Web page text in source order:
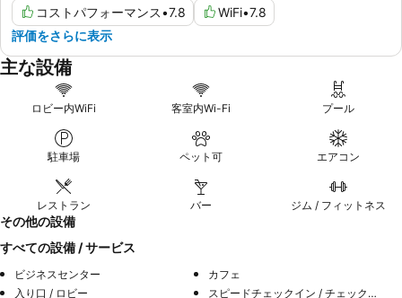
コストパフォーマンス•7.8 WiFi•7.8
評価をさらに表示
主な設備
ロビー内WiFi 客室内Wi-Fi プール
駐車場 ペット可 エアコン
レストラン バー ジム / フィットネス
その他の設備
すべての設備 / サービス
ビジネスセンター
カフェ
入り口 / ロビー
スピードチェックイン / チェックアウト